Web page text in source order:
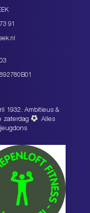
91
1932. Ambitieus &
zaterdag
Alles